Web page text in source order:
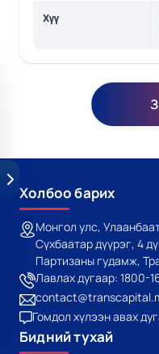
Хүү
Холбоо барих
Монгол улс,
Сүхбаатар дүүрэг, 4
Партизаны гудамж,
Лавлах дугаар: 1800-
Гомдол хүлээн авах
Бидний тухай